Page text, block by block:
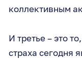
коллективным
И третье – это
страха сегодня